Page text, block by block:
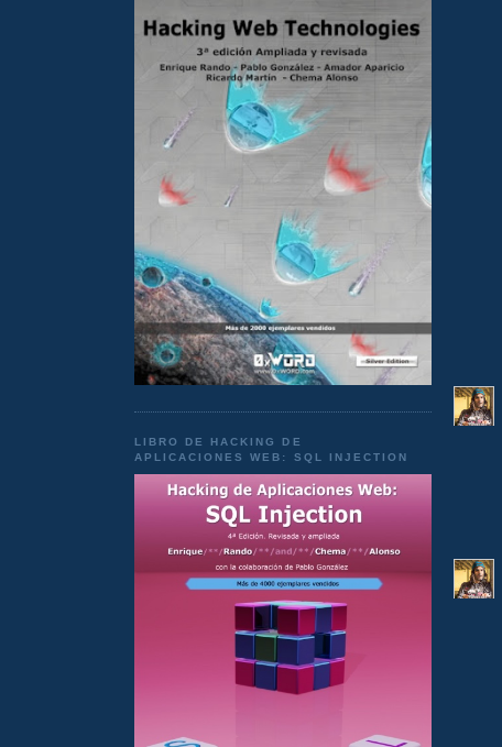
LIBRO DE HACKING DE
APLICACIONES WEB: SQL INJECTION